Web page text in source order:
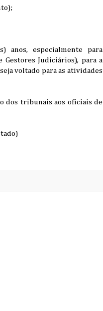
especialmente para
Judiciários), para a
voltado para as atividades
dos tribunais aos oficiais de